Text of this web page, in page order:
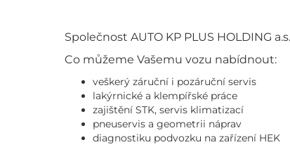
Společnost AUTO KP PLUS HOLDING
Co můžeme Vašemu vozu nabídnout:
veškerý záruční i pozáruční servis
lakýrnické a klempířské práce
zajištění STK, servis klimatizací
pneuservis a geometrii náprav
diagnostiku podvozku na zařízení HEK